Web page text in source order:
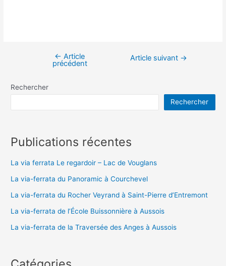
Navigation
l’article
← Article
précédent
Article suivant →
Rechercher
Rechercher
Publications récentes
La via ferrata Le regardoir – Lac de Vouglans
La via-ferrata du Panoramic à Courchevel
La via-ferrata du Rocher Veyrand à Saint-Pierre d’Entremont
La via-ferrata de l’École Buissonnière à Aussois
La via-ferrata de la Traversée des Anges à Aussois